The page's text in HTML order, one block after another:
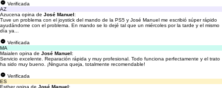
Verificada
AZ
Azucena opina de José Manuel:
Tuve un problema con el joystick del mando de la PS5 y José Manuel me escribió súper rápido
ayudándome con el problema. En mando se lo dejé tal que un miércoles por la tarde y el mismo
día ya...
Verificada
MA
Maialen opina de José Manuel:
Servicio excelente. Reparación rápida y muy profesional. Todo funciona perfectamente y el trato
ha sido muy bueno. ¡Ninguna queja, totalmente recomendable!
Verificada
ES
Esther opina de José Manuel: